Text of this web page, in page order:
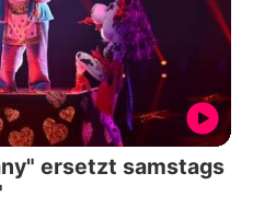
ersetzt samstags